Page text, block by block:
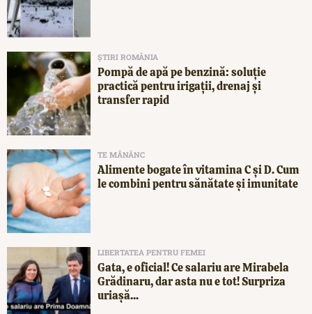
ȘTIRI ROMÂNIA
Pompă de apă pe benzină: soluție
practică pentru irigații, drenaj și
transfer rapid
TE MĂNÂNC
Alimente bogate în vitamina C și D. Cum
le combini pentru sănătate și imunitate
LIBERTATEA PENTRU FEMEI
Gata, e oficial! Ce salariu are Mirabela
Grădinaru, dar asta nu e tot! Surpriza
uriașă...